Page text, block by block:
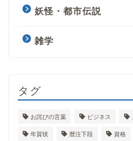
妖怪・都市伝説
雑学
タグ
お詫びの言葉 ビジネス
年賀状 暦注下段 資格